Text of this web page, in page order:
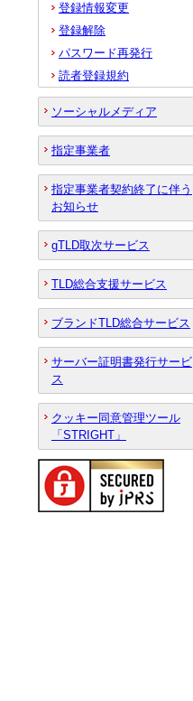
登録情報変更
登録解除
パスワード再発行
読者登録規約
ソーシャルメディア
指定事業者
指定事業者契約終了に伴う
お知らせ
gTLD取次サービス
TLD総合支援サービス
ブランドTLD総合サービス
サーバー証明書発行サービ
ス
クッキー同意管理ツール
「STRIGHT」